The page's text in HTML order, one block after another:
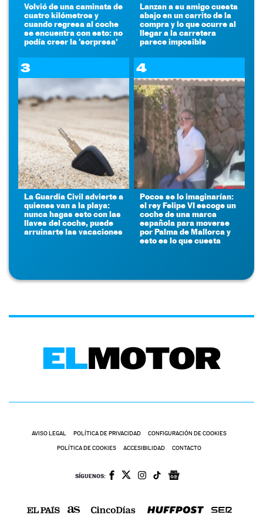
Volvió de una caminata de
cuatro kilómetros y
cuando regresa al coche
se encuentra con esto: no
podía creer la 'sorpresa'
Lanzan a su amigo cuesta
abajo en un carrito de la
compra y lo que ocurre al
llegar a la carretera
parece imposible
3
La Guardia Civil advierte a
quienes van a la playa:
nunca hagas esto con las
llaves del coche, puede
arruinarte las vacaciones
4
Pocos se lo imaginarían:
el rey Felipe VI escoge un
coche de una marca
española para moverse
por Palma de Mallorca y
esto es lo que cuesta
AVISO LEGAL POLÍTICA DE PRIVACIDAD CONFIGURACIÓN DE COOKIES
POLÍTICA DE COOKIES ACCESIBILIDAD CONTACTO
SÍGUENOS: